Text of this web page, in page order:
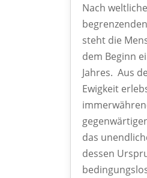
Nach
steht die
dem Beginn
Jahres. Aus
Ewigkeit
das
dessen